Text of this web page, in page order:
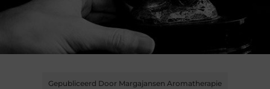
Gepubliceerd Door Margajansen Aromatherapie